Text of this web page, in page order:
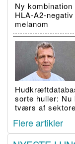
Ny
HLA-A2-
melanom
sorte huller: Nu
tværs af
Flere artikler